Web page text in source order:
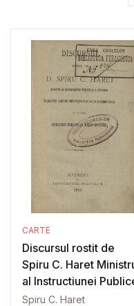
CARTE
Discursul rostit de
Spiru C. Haret
al Instructiunei
Spiru C. Haret